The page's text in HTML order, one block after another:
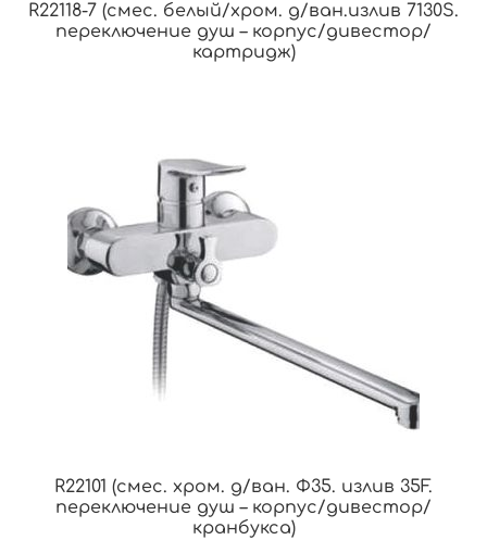
R22118-7 (смес. белый/хром. д/ван.излив 7130S.
переключение душ – корпус/дивестор/
картридж)
R22101 (смес. хром. д/ван. Ф35. излив 35F.
переключение душ – корпус/дивестор/
кранбукса)